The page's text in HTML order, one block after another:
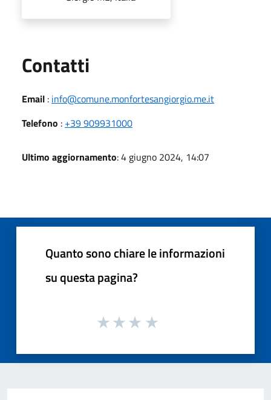
Contatti
Email : info@comune.monfortesangiorgio.me.it
Telefono : +39 909931000
Ultimo aggiornamento: 4 giugno 2024, 14:07
Quanto sono chiare le informazioni
su questa pagina?